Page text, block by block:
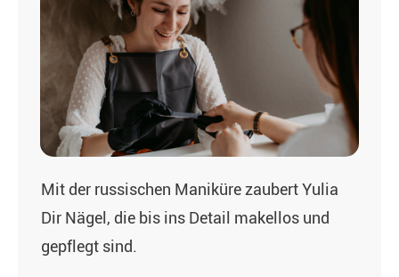
Mit der russischen Maniküre zaubert Yulia
Dir Nägel, die bis ins Detail makellos und
gepflegt sind.